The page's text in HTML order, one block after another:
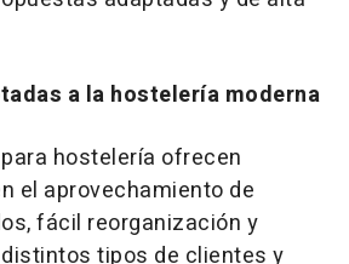
a la hostelería moderna
hostelería ofrecen
el aprovechamiento de
fácil reorganización y
tipos de clientes y